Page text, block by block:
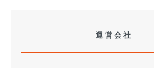
運営会社